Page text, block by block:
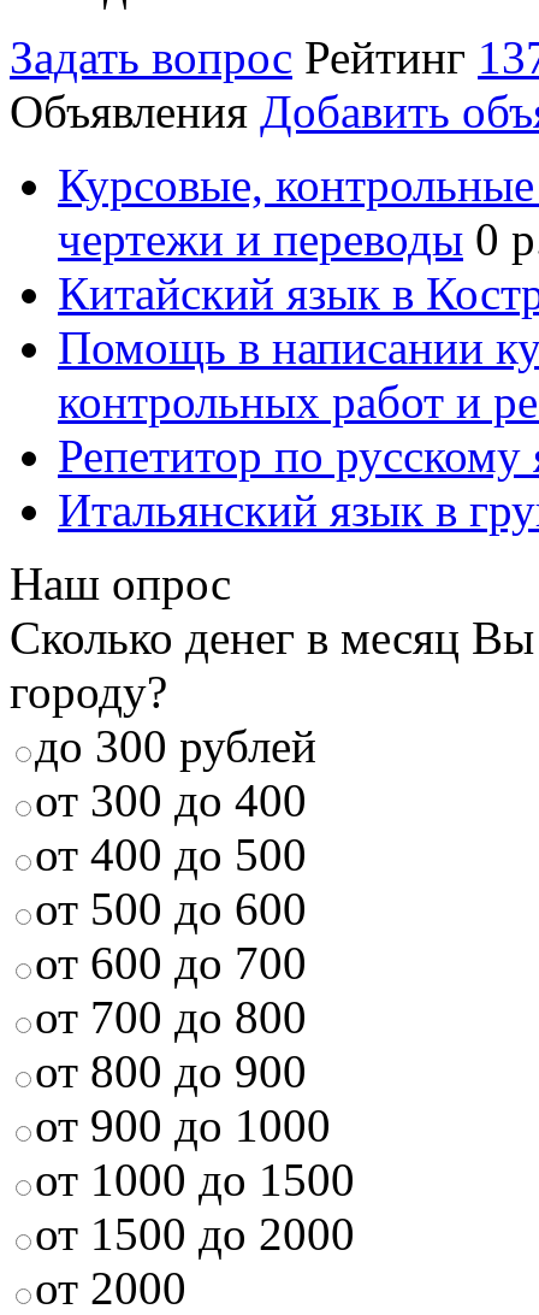
Задать вопрос Рейтинг
Объявления Добавить
Курсовые,
чертежи и переводы 0
Китайский язык в
Помощь в написании
контрольных работ и
Репетитор по русскому
Итальянский язык в
Наш опрос
Сколько денег в месяц
городу?
до 300 рублей
от 300 до 400
от 400 до 500
от 500 до 600
от 600 до 700
от 700 до 800
от 800 до 900
от 900 до 1000
от 1000 до 1500
от 1500 до 2000
от 2000